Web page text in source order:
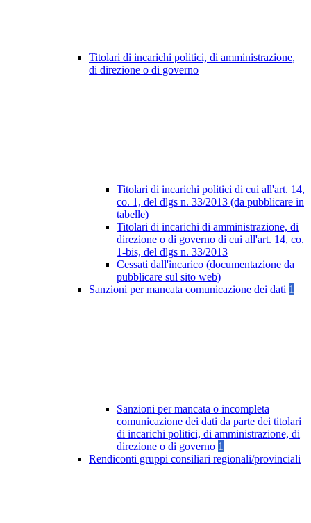
Titolari di incarichi politici, di amministrazione,
di direzione o di governo
Titolari di incarichi politici di cui all'art. 14,
co. 1, del dlgs n. 33/2013 (da pubblicare in
tabelle)
Titolari di incarichi di amministrazione, di
direzione o di governo di cui all'art. 14, co.
1-bis, del dlgs n. 33/2013
Cessati dall'incarico (documentazione da
pubblicare sul sito web)
Sanzioni per mancata comunicazione dei dati 1
Sanzioni per mancata o incompleta
comunicazione dei dati da parte dei titolari
di incarichi politici, di amministrazione, di
direzione o di governo 1
Rendiconti gruppi consiliari regionali/provinciali